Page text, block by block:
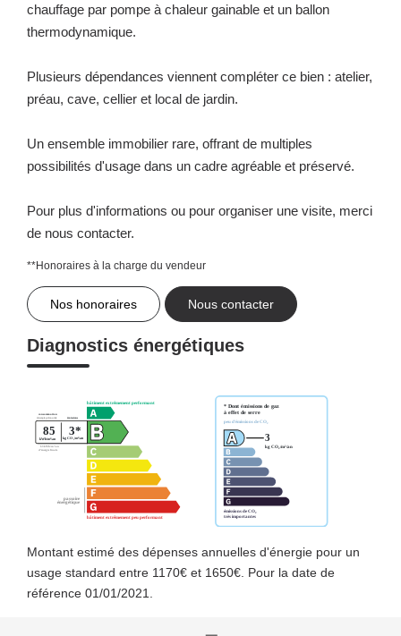
chauffage par pompe à chaleur gainable et un ballon
thermodynamique.
Plusieurs dépendances viennent compléter ce bien : atelier,
préau, cave, cellier et local de jardin.
Un ensemble immobilier rare, offrant de multiples
possibilités d'usage dans un cadre agréable et préservé.
Pour plus d'informations ou pour organiser une visite, merci
de nous contacter.
**Honoraires à la charge du vendeur
Nos honoraires Nous contacter
Diagnostics énergétiques
Montant estimé des dépenses annuelles d'énergie pour un
usage standard entre 1170€ et 1650€. Pour la date de
référence 01/01/2021.